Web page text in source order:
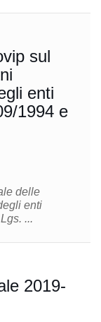
sul
enti
1994 e
delle
enti
...
2019-